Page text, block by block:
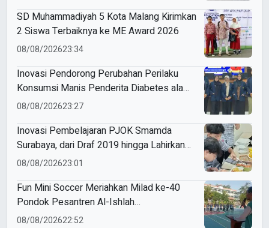
SD Muhammadiyah 5 Kota Malang Kirimkan
2 Siswa Terbaiknya ke ME Award 2026
08/08/202623:34
Inovasi Pendorong Perubahan Perilaku
Konsumsi Manis Penderita Diabetes ala
Mahasiswa Unesa
08/08/202623:27
Inovasi Pembelajaran PJOK Smamda
Surabaya, dari Draf 2019 hingga Lahirkan
Modul Gizi Digital
08/08/202623:01
Fun Mini Soccer Meriahkan Milad ke-40
Pondok Pesantren Al-Ishlah
Sendangagung
08/08/202622:52